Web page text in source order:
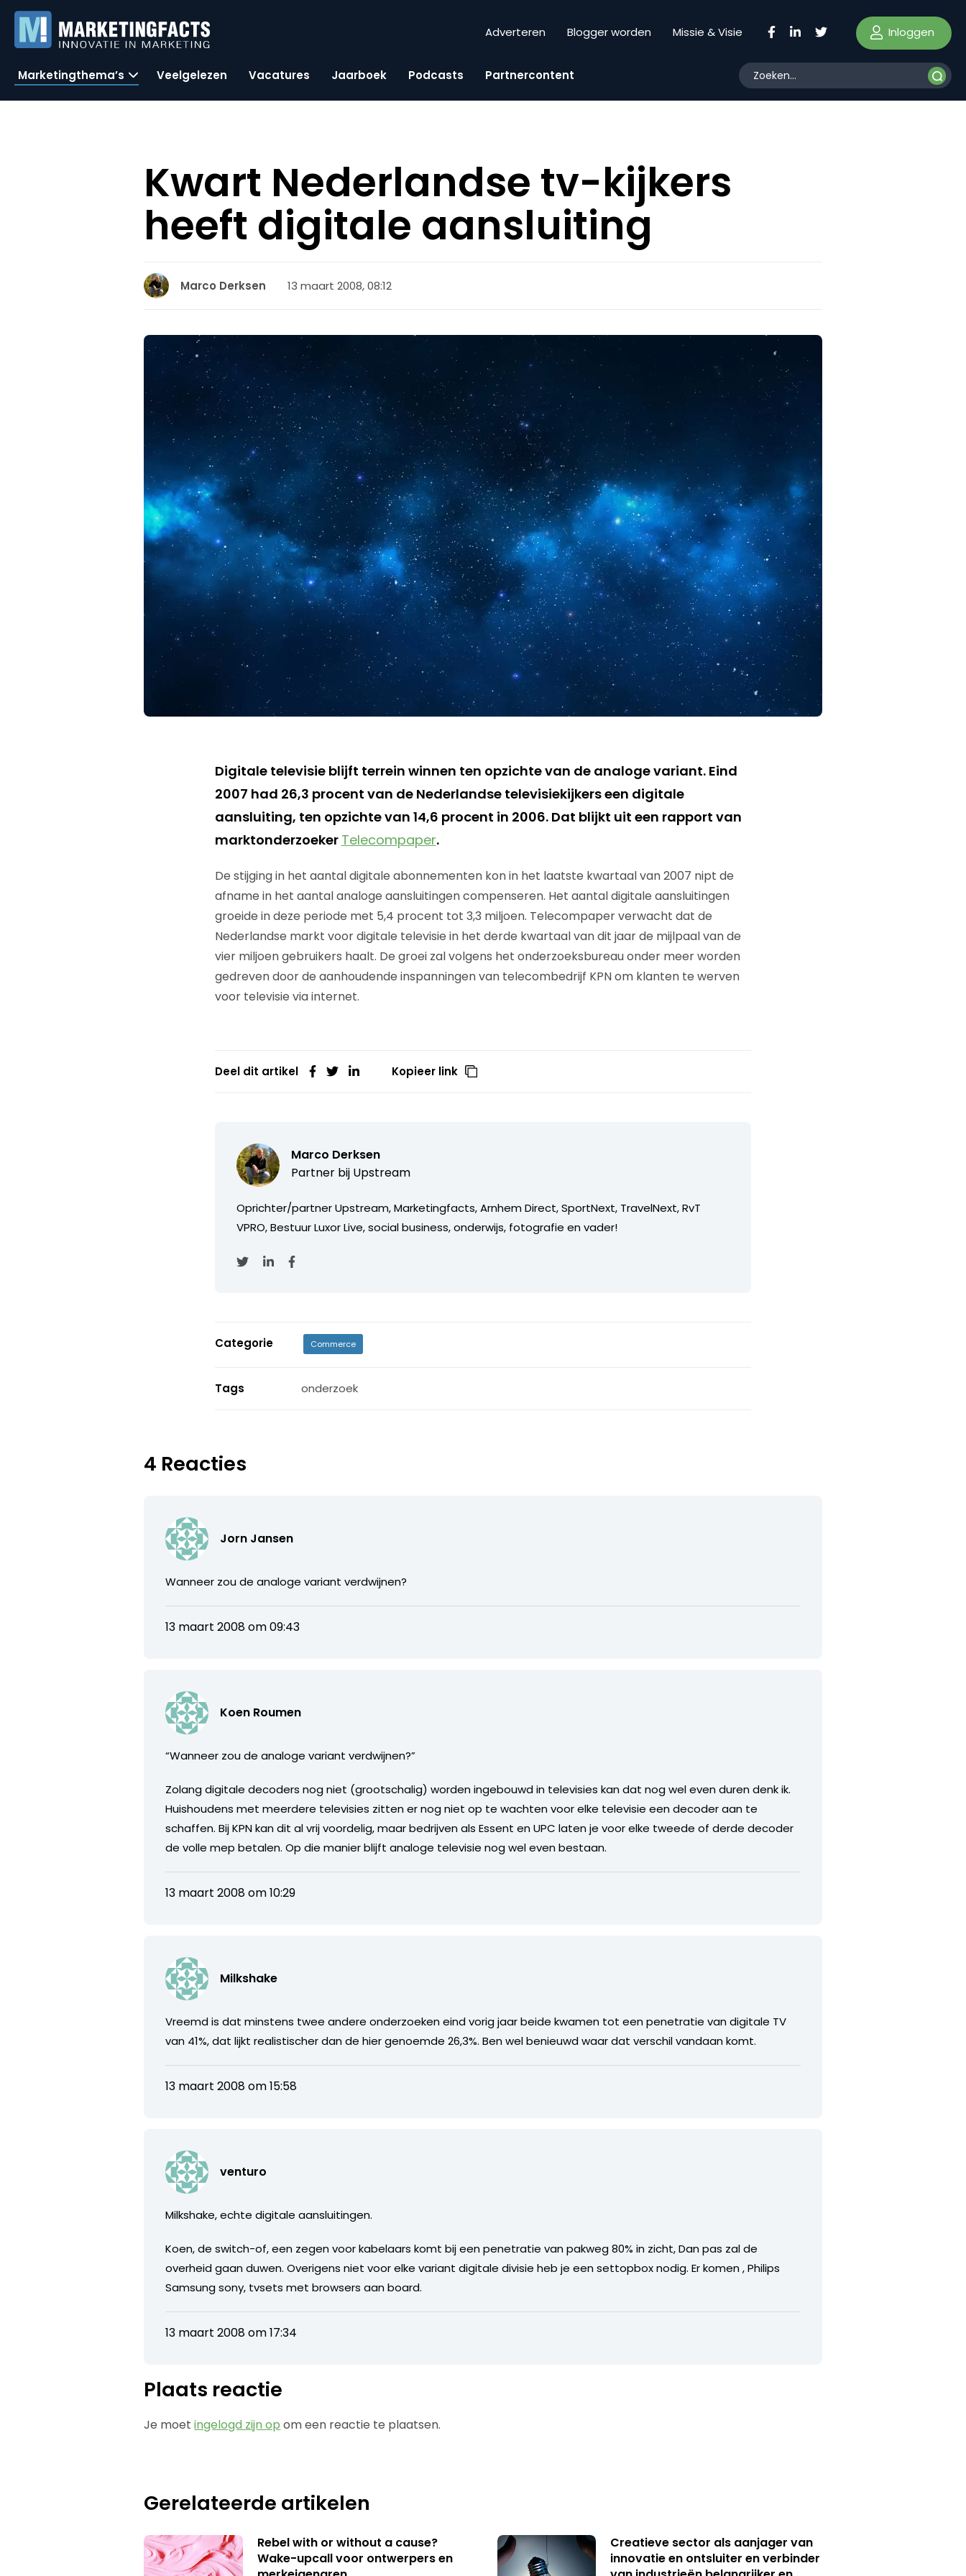
Adverteren Blogger worden Missie & Visie Inloggen
Marketingthema’s Veelgelezen Vacatures Jaarboek Podcasts Partnercontent
Kwart Nederlandse tv-kijkers
heeft digitale aansluiting
Marco Derksen 13 maart 2008, 08:12
Digitale televisie blijft terrein winnen ten opzichte van de analoge variant. Eind
2007 had 26,3 procent van de Nederlandse televisiekijkers een digitale
aansluiting, ten opzichte van 14,6 procent in 2006. Dat blijkt uit een rapport van
marktonderzoeker Telecompaper.
De stijging in het aantal digitale abonnementen kon in het laatste kwartaal van 2007 nipt de
afname in het aantal analoge aansluitingen compenseren. Het aantal digitale aansluitingen
groeide in deze periode met 5,4 procent tot 3,3 miljoen. Telecompaper verwacht dat de
Nederlandse markt voor digitale televisie in het derde kwartaal van dit jaar de mijlpaal van de
vier miljoen gebruikers haalt. De groei zal volgens het onderzoeksbureau onder meer worden
gedreven door de aanhoudende inspanningen van telecombedrijf KPN om klanten te werven
voor televisie via internet.
Deel dit artikel Kopieer link
Marco Derksen
Partner bij Upstream
Oprichter/partner Upstream, Marketingfacts, Arnhem Direct, SportNext, TravelNext, RvT
VPRO, Bestuur Luxor Live, social business, onderwijs, fotografie en vader!
Categorie Commerce
Tags onderzoek
4 Reacties
Jorn Jansen
Wanneer zou de analoge variant verdwijnen?
13 maart 2008 om 09:43
Koen Roumen
“Wanneer zou de analoge variant verdwijnen?”
Zolang digitale decoders nog niet (grootschalig) worden ingebouwd in televisies kan dat nog wel even duren denk ik.
Huishoudens met meerdere televisies zitten er nog niet op te wachten voor elke televisie een decoder aan te
schaffen. Bij KPN kan dit al vrij voordelig, maar bedrijven als Essent en UPC laten je voor elke tweede of derde decoder
de volle mep betalen. Op die manier blijft analoge televisie nog wel even bestaan.
13 maart 2008 om 10:29
Milkshake
Vreemd is dat minstens twee andere onderzoeken eind vorig jaar beide kwamen tot een penetratie van digitale TV
van 41%, dat lijkt realistischer dan de hier genoemde 26,3%. Ben wel benieuwd waar dat verschil vandaan komt.
13 maart 2008 om 15:58
venturo
Milkshake, echte digitale aansluitingen.
Koen, de switch-of, een zegen voor kabelaars komt bij een penetratie van pakweg 80% in zicht, Dan pas zal de
overheid gaan duwen. Overigens niet voor elke variant digitale divisie heb je een settopbox nodig. Er komen , Philips
Samsung sony, tvsets met browsers aan board.
13 maart 2008 om 17:34
Plaats reactie
Je moetingelogd zijn op om een reactie te plaatsen.
Gerelateerde artikelen
Rebel with or without a cause?
Wake-upcall voor ontwerpers en
Creatieve sector als aanjager van
innovatie en ontsluiter en verbinder